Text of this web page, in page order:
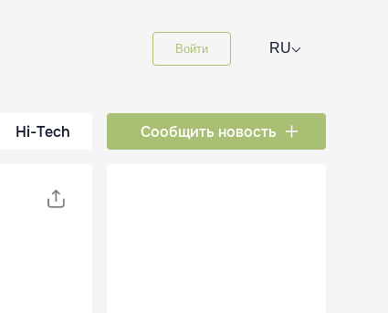
Войти RU⌵
Hi-Tech Сообщить новость